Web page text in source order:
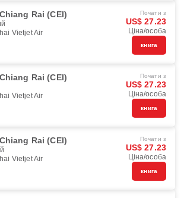
Chiang Rai (CEI)
Vietjet Air
Почати з
US$ 27.23
Ціна/особа
книга
Chiang Rai (CEI)
Vietjet Air
Почати з
US$ 27.23
Ціна/особа
книга
Chiang Rai (CEI)
Vietjet Air
Почати з
US$ 27.23
Ціна/особа
книга